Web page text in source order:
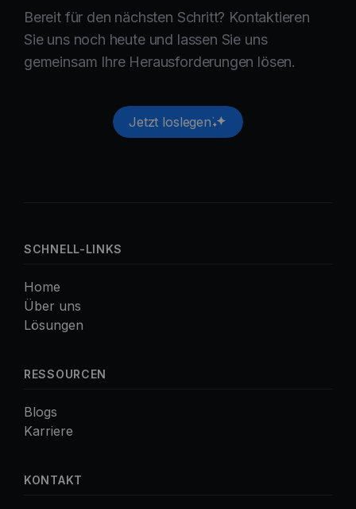
Bereit für den nächsten Schritt? Kontaktieren
Sie uns noch heute und lassen Sie uns
gemeinsam Ihre Herausforderungen lösen.
Jetzt loslegen
SCHNELL-LINKS
Home
Über uns
Lösungen
RESSOURCEN
Blogs
Karriere
KONTAKT